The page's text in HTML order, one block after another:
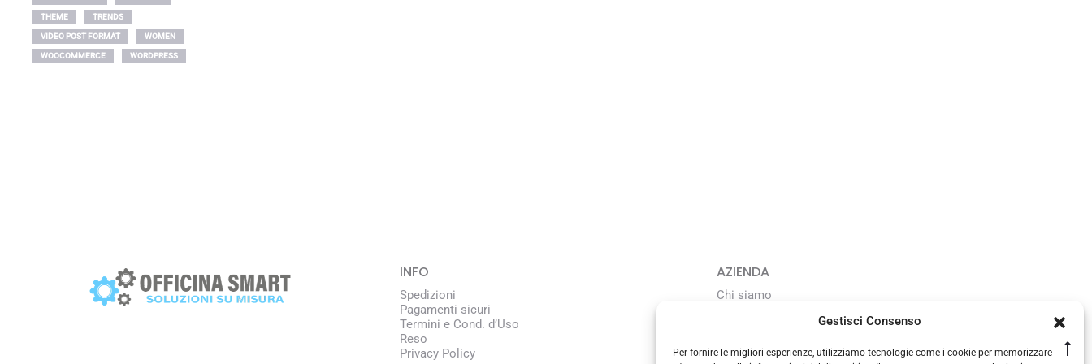
Gestisci Consenso
Per fornire le migliori esperienze, utilizziamo tecnologie come i cookie per memorizzare
THEME TRENDS
VIDEO POST FORMAT WOMEN
WOOCOMMERCE WORDPRESS
INFO
Spedizioni
Pagamenti sicuri
Termini e Cond. d’Uso
Reso
Privacy Policy
AZIENDA
Chi siamo
CONTATTI